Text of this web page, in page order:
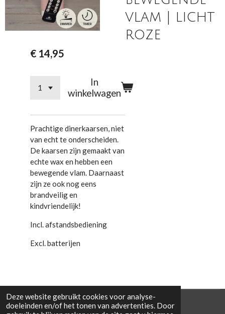
Deze website gebruikt cookies voor analyse-
doeleinden en/of het tonen van advertenties. Door
vlam | licht
roze
€ 14,95
In
winkelwagen
Prachtige dinerkaarsen, niet
van echt te onderscheiden.
De kaarsen zijn gemaakt van
echte wax en hebben een
bewegende vlam. Daarnaast
zijn ze ook nog eens
brandveilig en
kindvriendelijk!
Incl. afstandsbediening
Excl. batterijen
© 2021 Cowporation Farmshop